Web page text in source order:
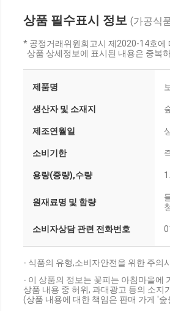
상품 필수표시 정보 (가공식
* 공정거래위원회고시 제2020-14호에
상품 상세정보에 표시된 내용은 중복
제품명
생산자 및 소재지
제조연월일
소비기한
용량(중량),수량
원재료명 및 함량
소비자상담 관련 전화번호
- 식품의 유형,소비자안전을 위한 주의
- 이 상품의 정보는 꽃피는 아침마을에
상품 내용 중 허위, 과대광고 등의 소
(상품 내용에 대한 책임은 판매 가게 '